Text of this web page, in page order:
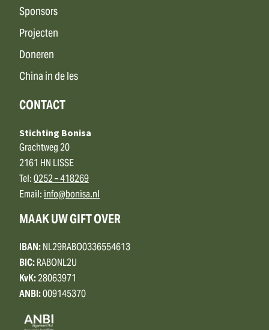
Sponsors
Projecten
Doneren
China in de les
CONTACT
Stichting Bonisa
Grachtweg 20
2161 HN LISSE
Tel:0252 – 418269
Email:info@bonisa.nl
MAAK UW GIFT OVER
IBAN:NL29RABO0336554613
BIC:RABONL2U
KvK:28063971
ANBI:009145370